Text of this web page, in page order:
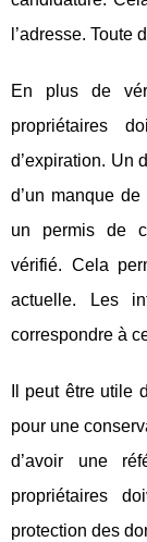
l’adresse. Toute
En plus de
propriétaires
d’expiration. Un
d’un manque
un permis de
vérifié. Cela
actuelle. Les
correspondre à
Il peut être utile
pour une
d’avoir une
propriétaires
protection des